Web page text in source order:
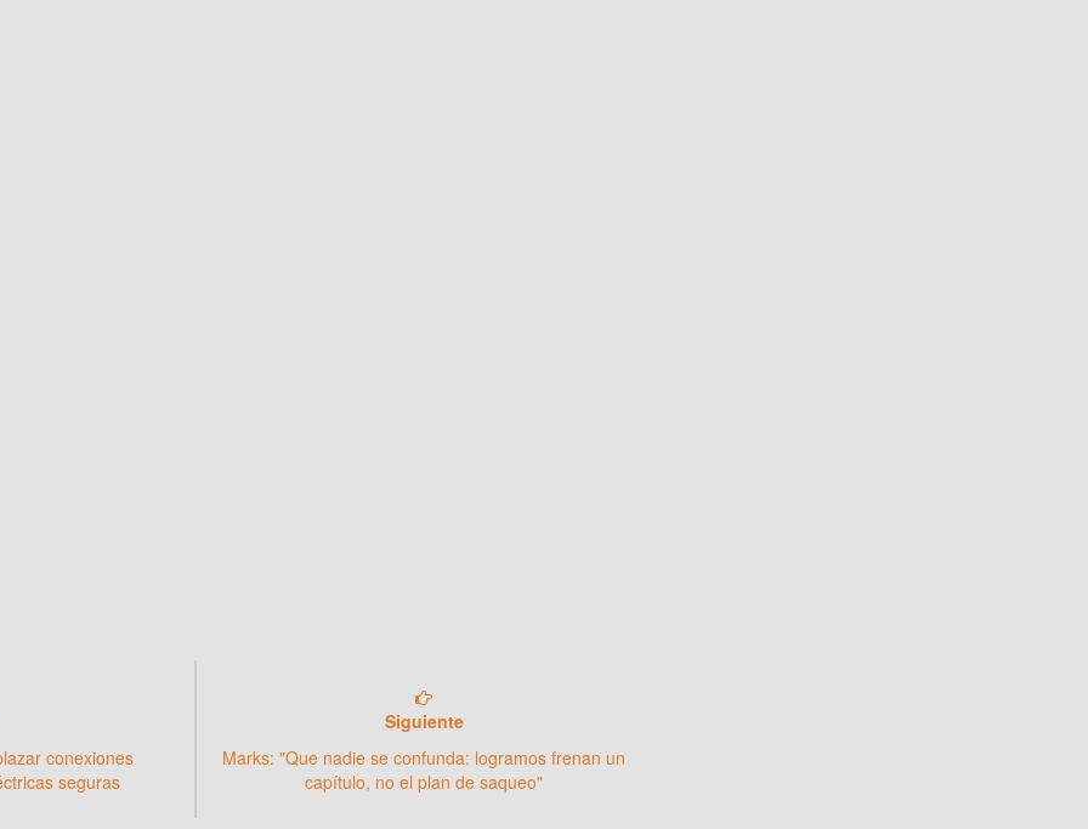
conexiones
seguras
Siguiente
Marks: "Que nadie se confunda: logramos frenan un
capítulo, no el plan de saqueo"